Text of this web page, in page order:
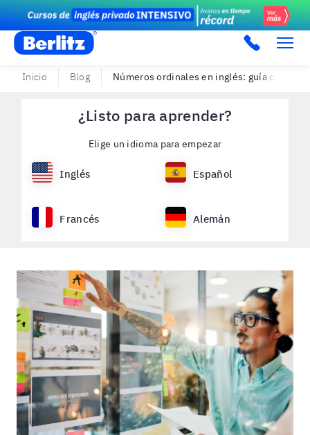
Berlitz PE
Inicio Blog Números ordinales en inglés: guía con
¿Listo para aprender?
Elige un idioma para empezar
Inglés Español
Francés Alemán